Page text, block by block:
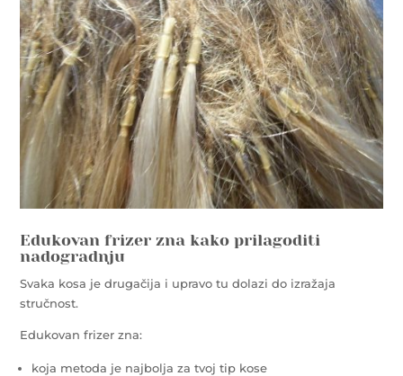
Edukovan frizer zna kako prilagoditi
nadogradnju
Svaka kosa je drugačija i upravo tu dolazi do izražaja
stručnost.
Edukovan frizer zna:
koja metoda je najbolja za tvoj tip kose